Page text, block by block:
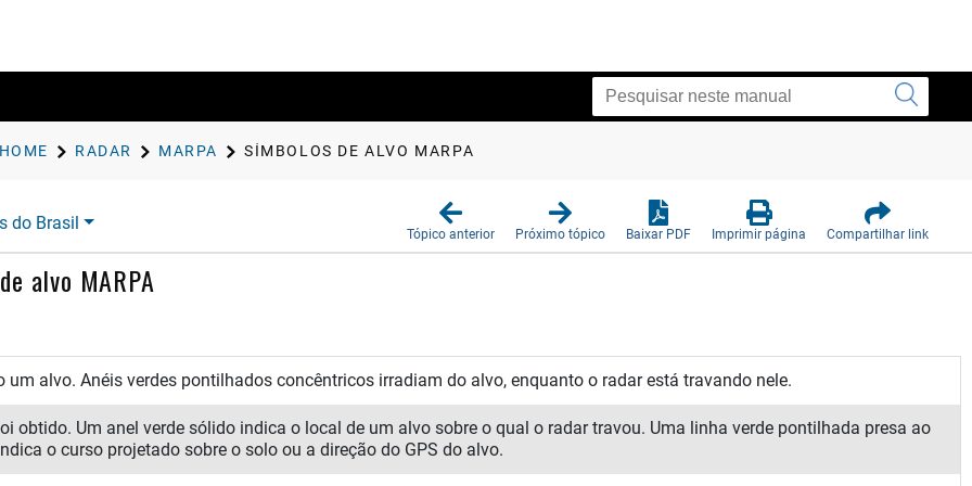
HOME RADAR MARPA SÍMBOLOS DE ALVO MARPA
do Brasil
Tópico anterior Próximo tópico Baixar PDF Imprimir página Compartilhar link
alvo MARPA
um alvo. Anéis verdes pontilhados concêntricos irradiam do alvo, enquanto o radar está travando nele.
obtido. Um anel verde sólido indica o local de um alvo sobre o qual o radar travou. Uma linha verde pontilhada presa ao
o curso projetado sobre o solo ou a direção do GPS do alvo.